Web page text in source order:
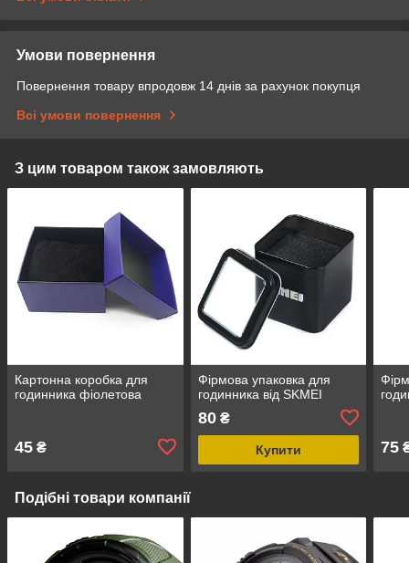
Умови повернення
Повернення товару впродовж 14 днів за рахунок покупця
Всі умови повернення
З цим товаром також замовляють
Картонна коробка для
годинника фіолетова
45 ₴
Фірмова упаковка для
годинника від SKMEI
80₴
Купити 75
Подібні товари компанії